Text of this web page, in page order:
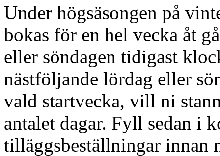
Under högsäsongen på
bokas för en hel vecka åt
eller söndagen tidigast
nästföljande lördag eller
vald startvecka, vill ni
antalet dagar. Fyll sedan i
tilläggsbeställningar innan